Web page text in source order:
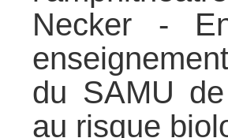
Necker -
du SAMU
au risque